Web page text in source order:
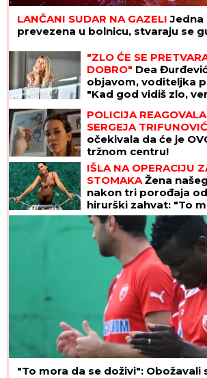
LANČANI SUDAR NA GAZELI Jedna
prevezena u bolnicu, stvaraju se
"ZLO ĆE SE
DOBRO" Dea
objavom, voditeljka
"Kad god vidiš zlo,
POLICIJA
SERGEJA
očekivala da će je
tržnom centru!
IŠLA NA OPERACIJU
STOMAKAŽena
nakon tri porođaja
hirurški zahvat: "To
najboljih odluka"
"To mora da se doživi": Obožavali